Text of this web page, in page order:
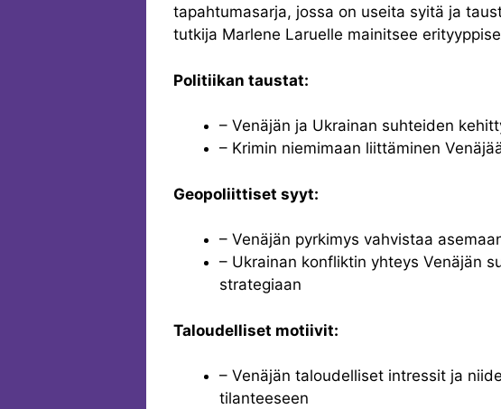
tapahtumasarja, jossa on useita syitä ja
tutkija Marlene Laruelle mainitsee
Politiikan taustat:
– Venäjän ja Ukrainan suhteiden
– Krimin niemimaan liittäminen
Geopoliittiset syyt:
– Venäjän pyrkimys vahvistaa
– Ukrainan konfliktin yhteys Venäjän
strategiaan
Taloudelliset motiivit:
– Venäjän taloudelliset intressit ja
tilanteeseen